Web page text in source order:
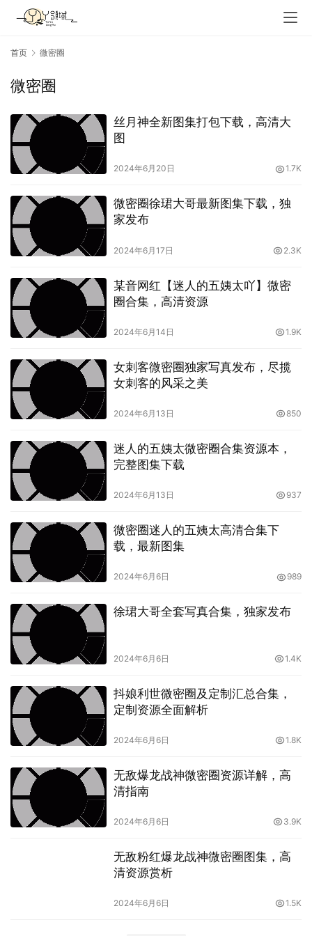
首页 微密圈
微密圈
丝月神全新图集打包下载，高清大
图
2024年6月20日 1.7K
微密圈徐珺大哥最新图集下载，独
家发布
2024年6月17日 2.3K
某音网红【迷人的五姨太吖】微密
圈合集，高清资源
2024年6月14日 1.9K
女刺客微密圈独家写真发布，尽揽
女刺客的风采之美
2024年6月13日 850
迷人的五姨太微密圈合集资源本，
完整图集下载
2024年6月13日 937
微密圈迷人的五姨太高清合集下
载，最新图集
2024年6月6日 989
徐珺大哥全套写真合集，独家发布
2024年6月6日 1.4K
抖娘利世微密圈及定制汇总合集，
定制资源全面解析
2024年6月6日 1.8K
无敌爆龙战神微密圈资源详解，高
清指南
2024年6月6日 3.9K
无敌粉红爆龙战神微密圈图集，高
清资源赏析
2024年6月6日 1.5K